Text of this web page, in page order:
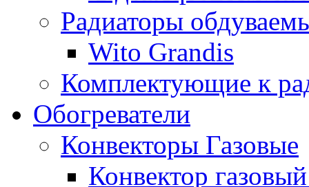
Радиаторы
Wito Grandis
Комплектующие к
Обогреватели
Конвекторы Газовые
Конвектор